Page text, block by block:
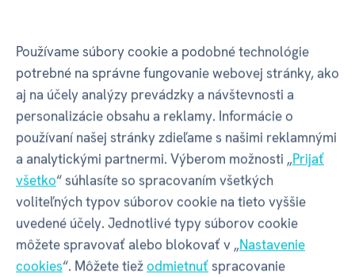
Minikniha pre
najmenších - Domáce
zvieratká
3 x
€ 6,99 € 6,29
na sklade
Minikniha pre
najmenších - Denné
činnosti
€ 6,99 € 6,29
na sklade
+ DARČEK + DARČEK
Používame súbory cookie a podobné technológie
potrebné na správne fungovanie webovej stránky, ako
aj na účely analýzy prevádzky a návštevnosti a
personalizácie obsahu a reklamy. Informácie o
používaní našej stránky zdieľame s našimi reklamnými
a analytickými partnermi. Výberom možnosti „Prijať
všetko“ súhlasíte so spracovaním všetkých
voliteľných typov súborov cookie na tieto vyššie
uvedené účely. Jednotlivé typy súborov cookie
môžete spravovať alebo blokovať v „Nastavenie
cookies“. Môžete tiežodmietnuťspracovanie